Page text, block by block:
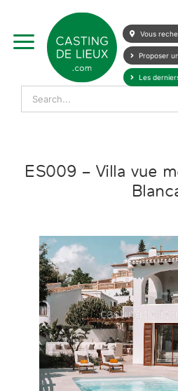
content
Vous
Proposer
Les
Search
for:
ES009 – Villa vue